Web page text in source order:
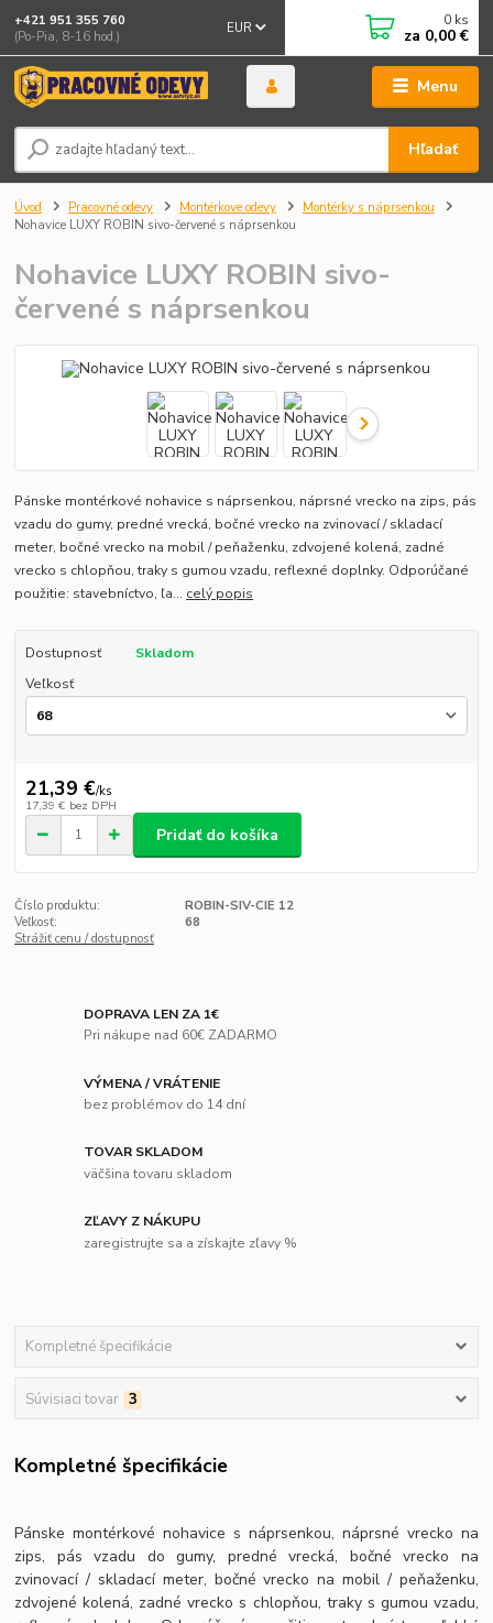
Menu
EUR
Hľadať
+421 951 355 760
(Po-Pia, 8-16 hod.)
0 ks
za 0,00 €
Úvod Pracovné odevy Montérkove odevy
Montérky s náprsenkou
Nohavice LUXY ROBIN sivo-červené s náprsenkou
Nohavice LUXY ROBIN sivo-
červené s náprsenkou
Pánske montérkové nohavice s náprsenkou, náprsné vrecko na zips, pás
vzadu do gumy, predné vrecká, bočné vrecko na zvinovací / skladací
meter, bočné vrecko na mobil / peňaženku, zdvojené kolená, zadné
vrecko s chlopňou, traky s gumou vzadu, reflexné doplnky. Odporúčané
použitie: stavebníctvo, ľa... celý popis
Dostupnosť
Skladom
Veľkosť
21,39 €/ks
17,39 € bez DPH
Pridať do košíka
Číslo produktu:
ROBIN-SIV-CIE 12
Veľkosť:
68
Strážiť cenu / dostupnosť
DOPRAVA LEN ZA 1€
Pri nákupe nad 60€ ZADARMO
VÝMENA / VRÁTENIE
bez problémov do 14 dní
TOVAR SKLADOM
väčšina tovaru skladom
ZĽAVY Z NÁKUPU
zaregistrujte sa a získajte zľavy %
Kompletné špecifikácie
Súvisiaci tovar 3
Kompletné špecifikácie
Pánske montérkové nohavice s náprsenkou, náprsné vrecko na
zips, pás vzadu do gumy, predné vrecká, bočné vrecko na
zvinovací / skladací meter, bočné vrecko na mobil / peňaženku,
zdvojené kolená, zadné vrecko s chlopňou, traky s gumou vzadu,